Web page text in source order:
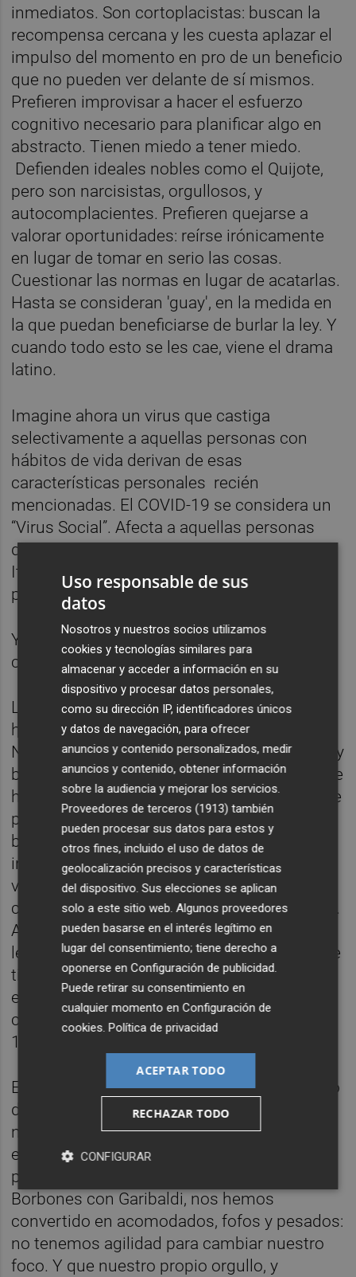
inmediatos. Son cortoplacistas: buscan la
recompensa cercana y les cuesta aplazar el
impulso del momento en pro de un beneficio
que no pueden ver delante de sí mismos.
Prefieren improvisar a hacer el esfuerzo
cognitivo necesario para planificar algo en
abstracto. Tienen miedo a tener miedo.
Defienden ideales nobles como el Quijote,
pero son narcisistas, orgullosos, y
autocomplacientes. Prefieren quejarse a
valorar oportunidades: reírse irónicamente
en lugar de tomar en serio las cosas.
Cuestionar las normas en lugar de acatarlas.
Hasta se consideran 'guay', en la medida en
la que puedan beneficiarse de burlar la ley. Y
cuando todo esto se les cae, viene el drama
latino.
Imagine ahora un virus que castiga
selectivamente a aquellas personas con
hábitos de vida derivan de esas
características personales recién
mencionadas. El COVID-19 se considera un
“Virus Social”. Afecta a aquellas personas
que tienen muchos contactos físicos: en
Italia llama la atención la gran cantidad de
políticos infectados.
Y mientras China declaraba ayer solo doce
contagios, Italia declaraba más de dos mil.
Los chinos no dan la mano, no se besan,
hacen reverencia, tienen apenas vida social.
No salen de fiestas y aperitivos por terrazas y
bares. Y cuando se les dice lo que tienen que
hacer, acatan las normas. No necesitan “ir de
puntilla” por si eso “sienta mal” al prójimo. El
bien común es más importante del
individual. Poseen consciencia colectiva,
visión y pensamiento sistémico: piensan
como si el colectivo fuera una entidad única.
Además, tienen tecnología y educación para
leer el Big Data y han renunciado desde hace
tiempo al “derecho a la privacidad individual”
en pro de la “oportunidad de crecer como
conjunto”. Por eso supieron aislar el COVID-
19 y reducir su agresividad.
El COVID-19 pone de manifiesto que el estilo
de vida occidental europeo es obsoleto, que
nuestros hábitos son nuestro mayor
enemigo. Que como la armada naval que
perdió en Trafalgar, o el ejército de los
Borbones con Garibaldi, nos hemos
convertido en acomodados, fofos y pesados:
no tenemos agilidad para cambiar nuestro
foco. Y que nuestro propio orgullo, y
Uso responsable de sus
datos
Nosotros y nuestros socios utilizamos
cookies y tecnologías similares para
almacenar y acceder a información en su
dispositivo y procesar datos personales,
como su dirección IP, identificadores únicos
y datos de navegación, para ofrecer
anuncios y contenido personalizados, medir
anuncios y contenido, obtener información
sobre la audiencia y mejorar los servicios.
Proveedores de terceros (1913) también
pueden procesar sus datos para estos y
otros fines, incluido el uso de datos de
geolocalización precisos y características
del dispositivo. Sus elecciones se aplican
solo a este sitio web. Algunos proveedores
pueden basarse en el interés legítimo en
lugar del consentimiento; tiene derecho a
oponerse enConfiguración de publicidad.
Puede retirar su consentimiento en
cualquier momento enConfiguración de
cookies.Política de privacidad
ACEPTAR TODO
RECHAZAR TODO
CONFIGURAR